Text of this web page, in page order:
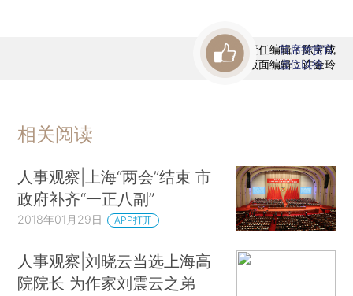
责任编辑：陈宝成
版面编辑：许金玲
首席赞赏官
虚位以待
相关阅读
人事观察|上海“两会”结束 市
政府补齐“一正八副”
2018年01月29日 APP打开
人事观察|刘晓云当选上海高
院院长 为作家刘震云之弟